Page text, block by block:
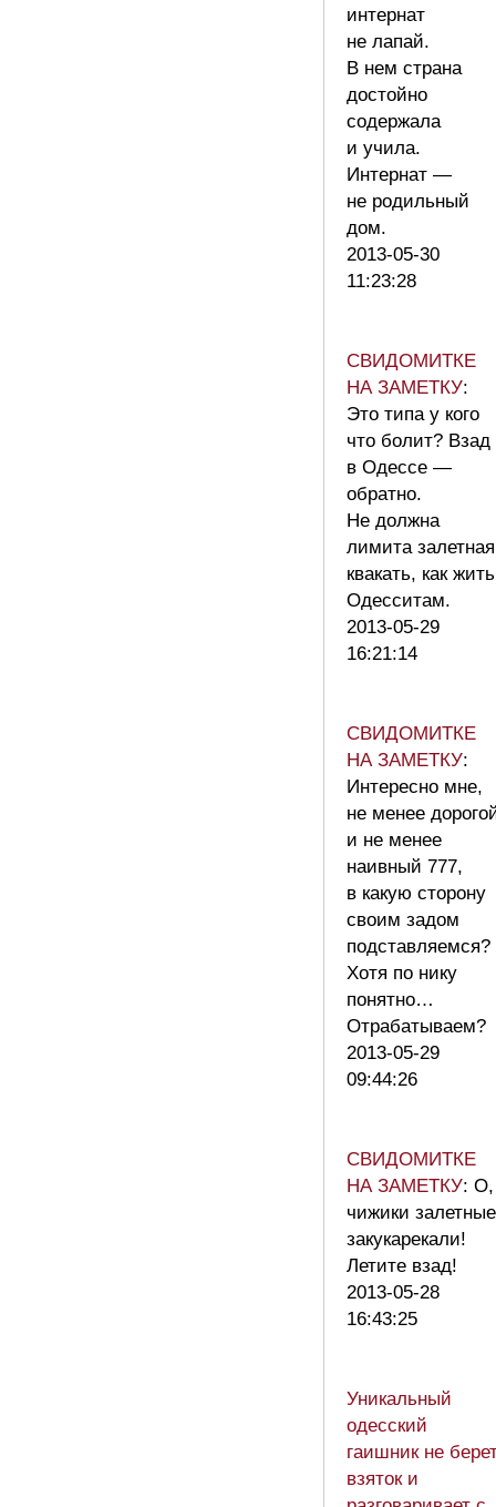
интернат
не лапай.
В нем страна
достойно
содержала
и учила.
Интернат —
не родильный
дом.
2013-05-30
11:23:28
СВИДОМИТКЕ
НА ЗАМЕТКУ:
Это типа у кого
что болит? Взад
в Одессе —
обратно.
Не должна
лимита залетная
квакать, как жить
Одесситам.
2013-05-29
16:21:14
СВИДОМИТКЕ
НА ЗАМЕТКУ:
Интересно мне,
не менее
и не менее
наивный 777,
в какую сторону
своим задом
подставляемся?
Хотя по нику
понятно…
Отрабатываем?
2013-05-29
09:44:26
СВИДОМИТКЕ
НА ЗАМЕТКУ: О,
чижики залетные
закукарекали!
Летите взад!
2013-05-28
16:43:25
Уникальный
одесский
гаишник не
взяток и